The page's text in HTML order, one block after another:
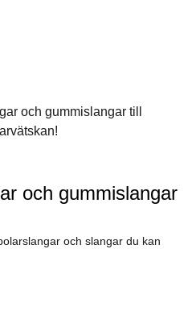
och gummislangar
och slangar du kan